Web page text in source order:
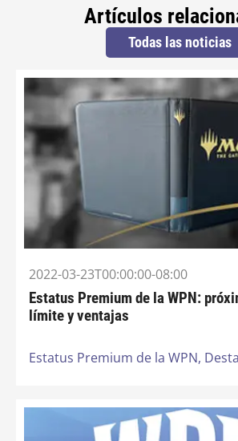
Artículos
Todas las noticias
2022-03-23T00:00:00-08:00
Estatus Premium de la WPN:
límite y ventajas
Estatus Premium de la WPN,